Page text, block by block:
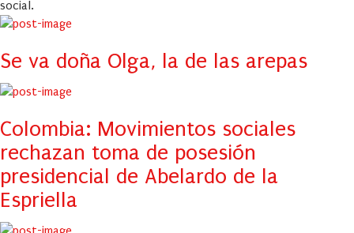
social.
Se va doña Olga, la de las arepas
Colombia: Movimientos sociales
rechazan toma de posesión
presidencial de Abelardo de la
Espriella